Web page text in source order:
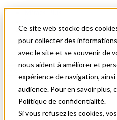
Ce site web stocke des
pour collecter des
avec le site et se souvenir de
nous aident à améliorer et
expérience de navigation,
audience. Pour en savoir plus,
Politique de confidentialité.
Si vous refusez les cookies,
Nouvelles et événements
English
Commençons!